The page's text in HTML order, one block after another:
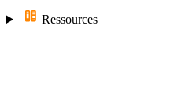
Ressources